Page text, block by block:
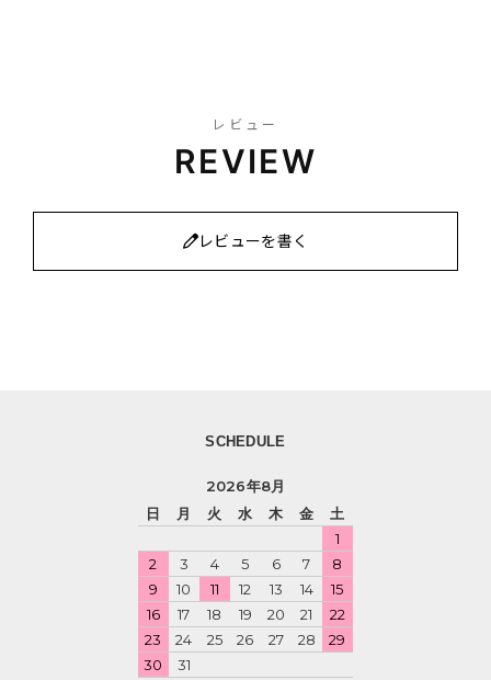
レビュー
REVIEW
レビューを書く
SCHEDULE
2026年8月
日
月 火 水 木 金
土
1
2
3 4 5 6 7
8
9
10 11 12 13 14
15
16
17 18 19 20 21
22
23
24 25 26 27 28
29
30
31